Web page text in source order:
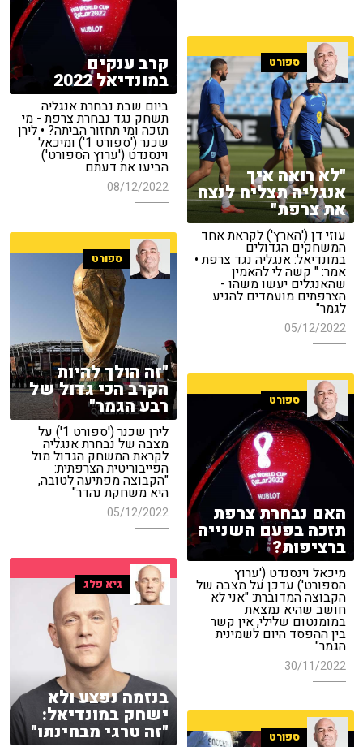
קרב ענקים
במונדיאל 2022
ביום שבת נבחרת אנגליה
תשחק נגד נבחרת צרפת - מי
תזכה ומי תחזור הביתה? • לירן
שכנר ('ספורט 1') ומיכאל
וינסנדט ('ערוץ הספורט')
הביעו את דעתם
08/12/2022
ספורט
"לא רואה איך
אנגליה תצליח לנצח
את צרפת"
עוזי דן ('הארץ') לקראת אחד
המשחקים הגדולים
במונדיאל: אנגליה נגד צרפת •
אמר: " קשה לי להאמין
שהאנגלים יעשו משהו -
הצרפתים מועמדים להגיע
לגמר"
05/12/2022
ספורט
"זה הולך להיות
הקרב הכי גדול של
רבע הגמר"
לירן שכנר ('ספורט 1') על
מצבה של נבחרת אנגליה
לקראת המשחק הגדול מול
הפייבוריטית הצרפתית:
"הקבוצה מפתיעה לטובה,
היא משחקת נהדר"
05/12/2022
ספורט
האם נבחרת צרפת
תזכה בפעם השנייה
ברציפות?
מיכאל וינסנדט ('ערוץ
הספורט') עדכן על מצבה של
הקבוצה המדוברת: "אני לא
חושב שהיא נמצאת
במומנטום שלילי, אין קשר
בין ההפסד היום לשמינית
הגמר"
30/11/2022
גיא פלג
בנזמה נפצע ולא
ישחק במונדיאל:
"זה טרגי מבחינתו" ספורט